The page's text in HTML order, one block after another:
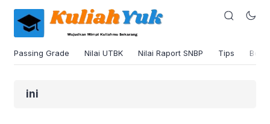
Passing Grade Nilai UTBK Nilai Raport SNBP Tips
ini